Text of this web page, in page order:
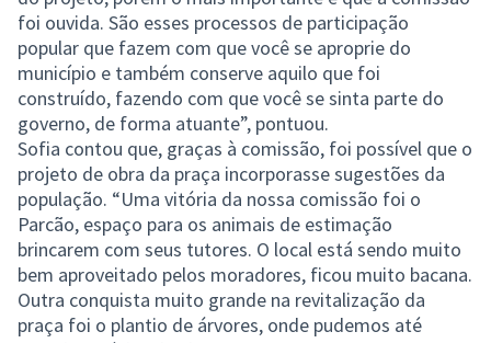
foi ouvida. São esses processos de participação
popular que fazem com que você se aproprie do
município e também conserve aquilo que foi
construído, fazendo com que você se sinta parte do
governo, de forma atuante”, pontuou.
Sofia contou que, graças à comissão, foi possível que o
projeto de obra da praça incorporasse sugestões da
população. “Uma vitória da nossa comissão foi o
Parcão, espaço para os animais de estimação
brincarem com seus tutores. O local está sendo muito
bem aproveitado pelos moradores, ficou muito bacana.
Outra conquista muito grande na revitalização da
praça foi o plantio de árvores, onde pudemos até